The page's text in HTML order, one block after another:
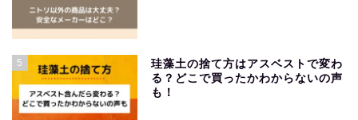
5
珪藻土の捨て方はアスベストで変わ
る？どこで買ったかわからないの声
も！